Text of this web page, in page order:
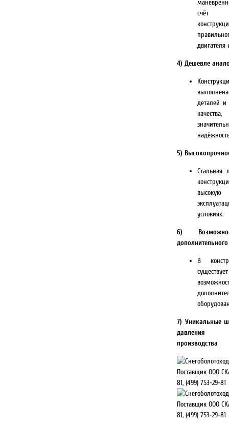
счёт
двигателя
4) Дешевле
деталей и
5)
Стальная
условиях.
6)
В
7) Уникальные
давления
производства